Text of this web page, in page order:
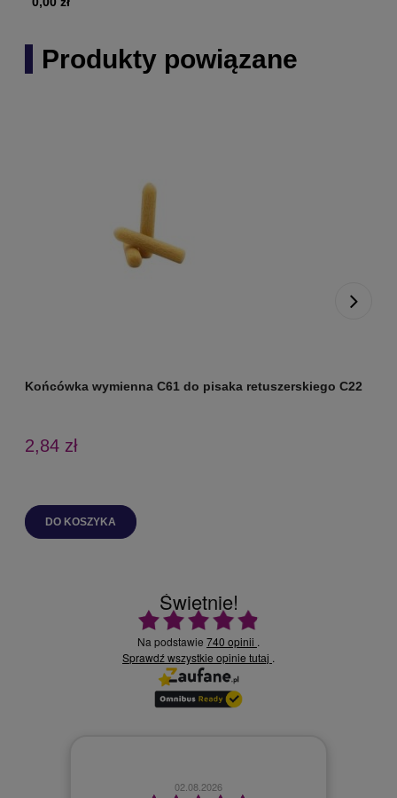
Produkty powiązane
Końcówka wymienna C61 do pisaka retuszerskiego C22
2,84 zł
DO KOSZYKA
Świetnie!
Ocena średnia 4.9 na 5
Na podstawie 740 opinii .
Sprawdź wszystkie opinie tutaj .
02.08.2026